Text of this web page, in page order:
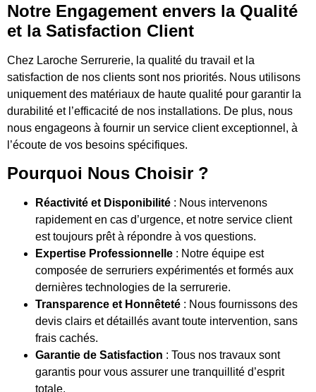
Notre Engagement envers la Qualité
et la Satisfaction Client
Chez Laroche Serrurerie, la qualité du travail et la
satisfaction de nos clients sont nos priorités. Nous utilisons
uniquement des matériaux de haute qualité pour garantir la
durabilité et l’efficacité de nos installations. De plus, nous
nous engageons à fournir un service client exceptionnel, à
l’écoute de vos besoins spécifiques.
Pourquoi Nous Choisir ?
Réactivité et Disponibilité : Nous intervenons
rapidement en cas d’urgence, et notre service client
est toujours prêt à répondre à vos questions.
Expertise Professionnelle : Notre équipe est
composée de serruriers expérimentés et formés aux
dernières technologies de la serrurerie.
Transparence et Honnêteté : Nous fournissons des
devis clairs et détaillés avant toute intervention, sans
frais cachés.
Garantie de Satisfaction : Tous nos travaux sont
garantis pour vous assurer une tranquillité d’esprit
totale.